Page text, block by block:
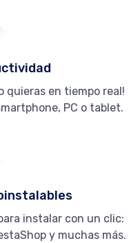
quieras en tiempo real!
PC o tablet.
instalar con un clic:
y muchas más.